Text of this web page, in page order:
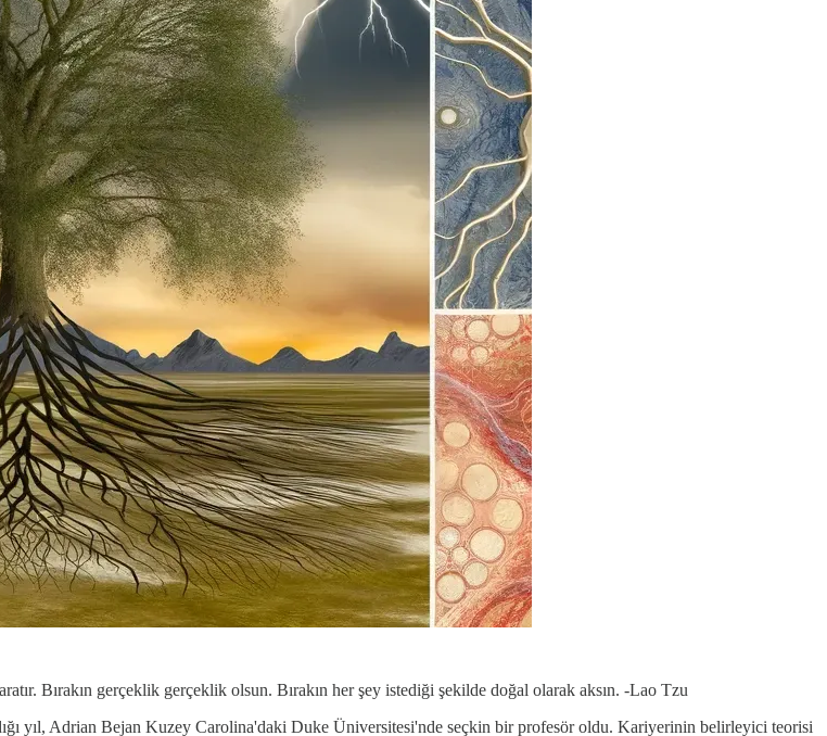
Bırakın gerçeklik gerçeklik olsun. Bırakın her şey istediği şekilde doğal olarak aksın. -Lao Tzu
yıl, Adrian Bejan Kuzey Carolina'daki Duke Üniversitesi'nde seçkin bir profesör oldu. Kariyerinin belirleyici teorisi